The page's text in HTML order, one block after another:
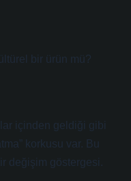
bir ürün mü?
içinden geldiği gibi
korkusu var. Bu
değişim göstergesi.